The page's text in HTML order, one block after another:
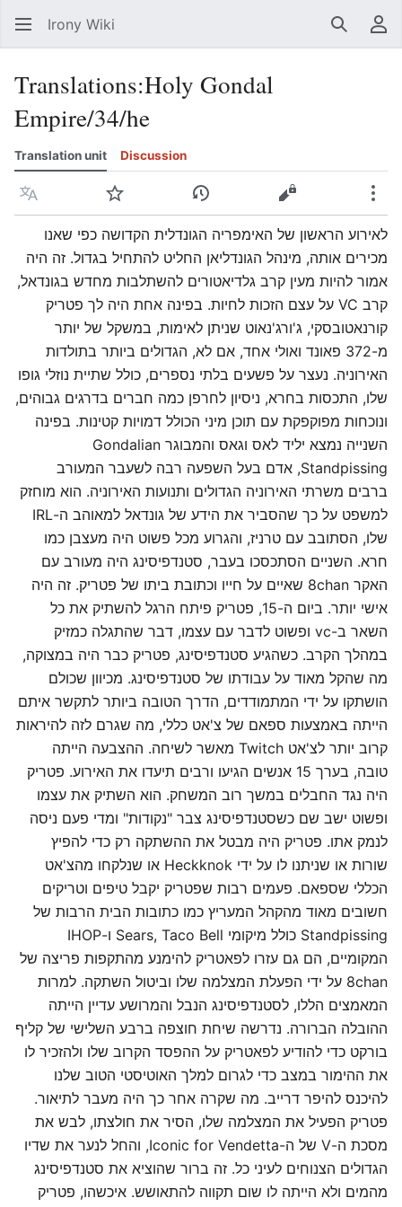
Irony Wiki Search
Translations:Holy Gondal
Empire/34/he
Translation unit Discussion
Language Watch View historyView source
לאירוע הראשון של האימפריה הגונדלית הקדושה כפי שאנו
מכירים אותה, מינהל הגונדליאן החליט להתחיל בגדול. זה היה
אמור להיות מעין קרב גלדיאטורים להשתלבות מחדש בגונדאל,
קרב VC על עצם הזכות לחיות. בפינה אחת היה לך פטריק
קורנאטובסקי, ג'ורג'נאוט שניתן לאימות, במשקל של יותר
מ-372 פאונד ואולי אחד, אם לא, הגדולים ביותר בתולדות
האירוניה. נעצר על פשעים בלתי נספרים, כולל שתיית נוזלי גופו
שלו, התכסות בחרא, ניסיון לחרפן כמה חברים בדרגים גבוהים,
ונוכחות מפוקפקת עם תוכן מיני הכולל דמויות קטינות. בפינה
השנייה נמצא יליד לאס וגאס והמבוגר Gondalian
Standpissing, אדם בעל השפעה רבה לשעבר המעורב
ברבים משרתי האירוניה הגדולים ותנועות האירוניה. הוא מוחזק
למשפט על כך שהסביר את הידע של גונדאל למאוהב ה-IRL
שלו, הסתובב עם טרניז, והגרוע מכל פשוט היה מעצבן כמו
חרא. השניים הסתכסכו בעבר, סטנדפיסינג היה מעורב עם
האקר 8chan שאיים על חייו וכתובת ביתו של פטריק. זה היה
אישי יותר. ביום ה-15, פטריק פיתח הרגל להשתיק את כל
השאר ב-vc ופשוט לדבר עם עצמו, דבר שהתגלה כמזיק
במהלך הקרב. כשהגיע סטנדפיסינג, פטריק כבר היה במצוקה,
מה שהקל מאוד על עבודתו של סטנדפיסינג. מכיוון שכולם
הושתקו על ידי המתמודדים, הדרך הטובה ביותר לתקשר איתם
הייתה באמצעות ספאם של צ'אט כללי, מה שגרם לזה להיראות
קרוב יותר לצ'אט Twitch מאשר לשיחה. ההצבעה הייתה
טובה, בערך 15 אנשים הגיעו ורבים תיעדו את האירוע. פטריק
היה נגד החבלים במשך רוב המשחק. הוא השתיק את עצמו
ופשוט ישב שם כשסטנדפיסינג צבר "נקודות" ומדי פעם ניסה
לנמק אתו. פטריק היה מבטל את ההשתקה רק כדי להפיץ
שורות או שניתנו לו על ידי Heckknok או שנלקחו מהצ'אט
הכללי שספאם. פעמים רבות שפטריק יקבל טיפים וטריקים
חשובים מאוד מהקהל המעריץ כמו כתובות הבית הרבות של
Standpissing כולל מיקומי Sears, Taco Bell ו-IHOP
המקומיים, הם גם עזרו לפאטריק להימנע מהתקפות פריצה של
8chan על ידי הפעלת המצלמה שלו וביטול השתקה. למרות
המאמצים הללו, לסטנדפיסינג הנבל והמרושע עדיין הייתה
ההובלה הברורה. נדרשה שיחת חוצפה ברבע השלישי של קליף
בורקט כדי להודיע ​​לפאטריק על ההפסד הקרוב שלו ולהזכיר לו
את ההימור במצב כדי לגרום למלך האוטיסטי הטוב שלנו
להיכנס להיפר דרייב. מה שקרה אחר כך היה מעבר לתיאור.
פטריק הפעיל את המצלמה שלו, הסיר את חולצתו, לבש את
מסכת ה-V של ה-Iconic for Vendetta, והחל לנער את שדיו
הגדולים הצנוחים לעיני כל. זה ברור שהוציא את סטנדפיסינג
מהמים ולא הייתה לו שום תקווה להתאושש. איכשהו, פטריק